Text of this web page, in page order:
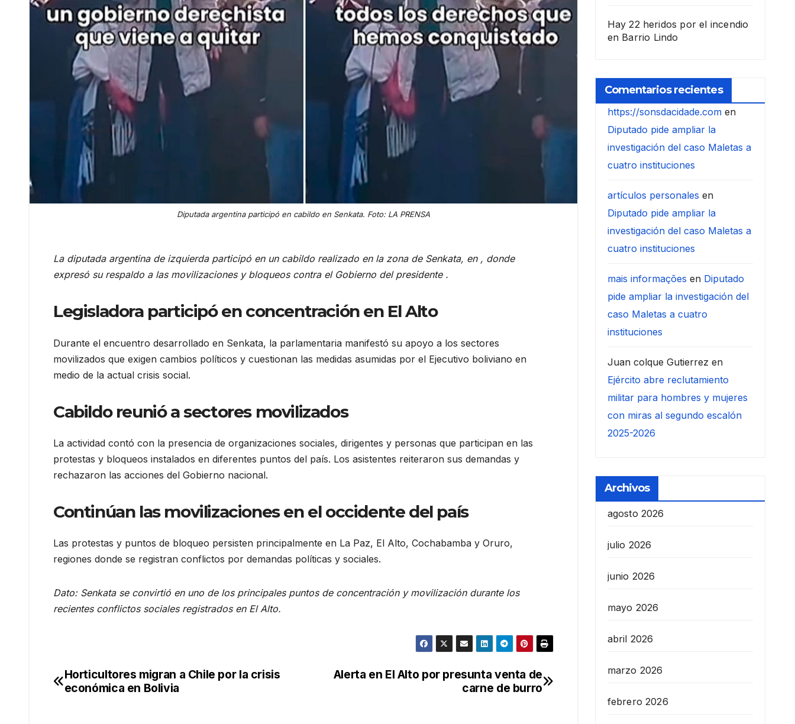
Diputada argentina participó en cabildo en Senkata. Foto: LA PRENSA
La diputada argentina de izquierda participó en un cabildo realizado en la zona de Senkata, en , donde
expresó su respaldo a las movilizaciones y bloqueos contra el Gobierno del presidente .
Legisladora participó en concentración en El Alto
Durante el encuentro desarrollado en Senkata, la parlamentaria manifestó su apoyo a los sectores
movilizados que exigen cambios políticos y cuestionan las medidas asumidas por el Ejecutivo boliviano en
medio de la actual crisis social.
Cabildo reunió a sectores movilizados
La actividad contó con la presencia de organizaciones sociales, dirigentes y personas que participan en las
protestas y bloqueos instalados en diferentes puntos del país. Los asistentes reiteraron sus demandas y
rechazaron las acciones del Gobierno nacional.
Continúan las movilizaciones en el occidente del país
Las protestas y puntos de bloqueo persisten principalmente en La Paz, El Alto, Cochabamba y Oruro,
regiones donde se registran conflictos por demandas políticas y sociales.
Dato: Senkata se convirtió en uno de los principales puntos de concentración y movilización durante los
recientes conflictos sociales registrados en El Alto.
Navegación
Alerta en El Alto por presunta venta de
carne de burro
Horticultores migran a Chile por la crisis
económica en Bolivia
Hay 22 heridos por el incendio
en Barrio Lindo
Comentarios recientes
https://sonsdacidade.comen
Diputado pide ampliar la
investigación del caso Maletas a
cuatro instituciones
artículos personales en
Diputado pide ampliar la
investigación del caso Maletas a
cuatro instituciones
mais informações en Diputado
pide ampliar la investigación del
caso Maletas a cuatro
instituciones
Juan colque Gutierrez en
Ejército abre reclutamiento
militar para hombres y mujeres
con miras al segundo escalón
2025-2026
Archivos
agosto 2026
julio 2026
junio 2026
mayo 2026
abril 2026
marzo 2026
febrero 2026